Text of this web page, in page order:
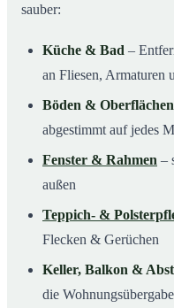
sauber:
Küche & Bad –
an Fliesen, Armaturen
Böden & Oberflächen
abgestimmt auf jedes
Fenster & Rahmen –
außen
Teppich- &
Flecken & Gerüchen
Keller, Balkon &
die Wohnungsübergabe